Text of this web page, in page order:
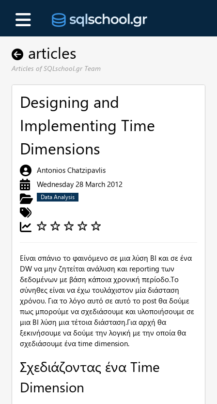
articles
Articles of SQLschool.gr Team
Designing and
Implementing Time
Dimensions
Antonios Chatzipavlis
Wednesday 28 March 2012
Data Analysis
Είναι σπάνιο το φαινόμενο σε μια λύση BI και σε ένα
DW να μην ζητείται ανάλυση και reporting των
δεδομένων με βάση κάποια χρονική περίοδο.Το
σύνηθες είναι να έχω τουλάχιστον μία διάσταση
χρόνου. Για το λόγο αυτό σε αυτό το post θα δούμε
πως μπορούμε να σχεδιάσουμε και υλοποιήσουμε σε
μια BI λύση μια τέτοια διάσταση.Για αρχή θα
ξεκινήσουμε να δούμε την λογική με την οποία θα
σχεδιάσουμε ένα time dimension.
Σχεδιάζοντας ένα Time
Dimension